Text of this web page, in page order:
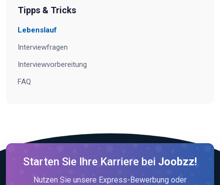
Tipps & Tricks
Lebenslauf
Interviewfragen
Interviewvorbereitung
FAQ
Starten Sie Ihre Karriere bei Joobzz!
Nutzen Sie unsere Express-Bewerbung oder